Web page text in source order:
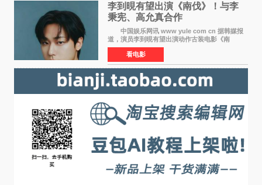
李到晛有望出演《南伐》！与李
秉宪、高允真合作
中国娱乐网讯 www yule com cn 据韩媒报
道，演员李到晛有望出演动作古装电影《南
伐》，与李秉宪、高允真合作，引发关注。
该片为动作古装片，讲述朝鲜初期，为了解救被
倭寇绑走的俘虏，9
看电影